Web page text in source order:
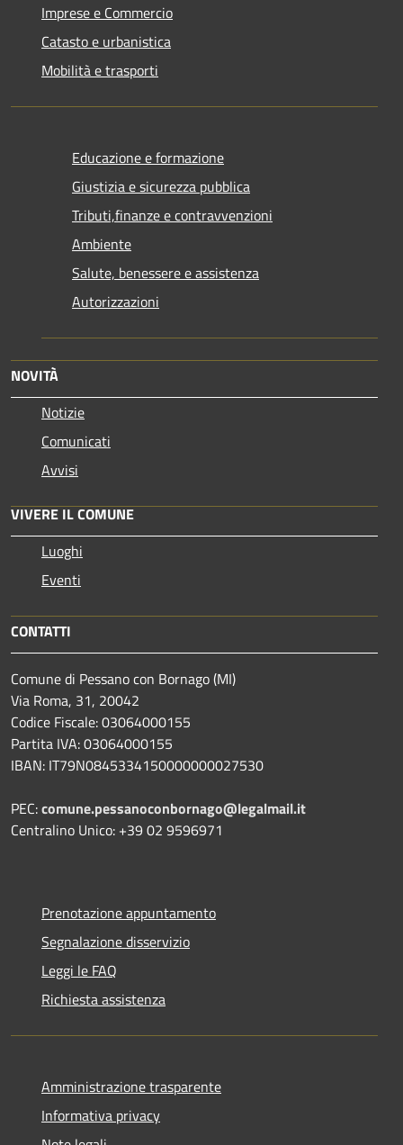
Imprese e Commercio
Catasto e urbanistica
Mobilità e trasporti
Educazione e formazione
Giustizia e sicurezza pubblica
Tributi,finanze e contravvenzioni
Ambiente
Salute, benessere e assistenza
Autorizzazioni
NOVITÀ
Notizie
Comunicati
Avvisi
VIVERE IL COMUNE
Luoghi
Eventi
CONTATTI
Comune di Pessano con Bornago (MI)
Via Roma, 31, 20042
Codice Fiscale: 03064000155
Partita IVA: 03064000155
IBAN: IT79N0845334150000000027530
PEC:comune.pessanoconbornago@legalmail.it
Centralino Unico: +39 02 9596971
Prenotazione appuntamento
Segnalazione disservizio
Leggi le FAQ
Richiesta assistenza
Amministrazione trasparente
Informativa privacy